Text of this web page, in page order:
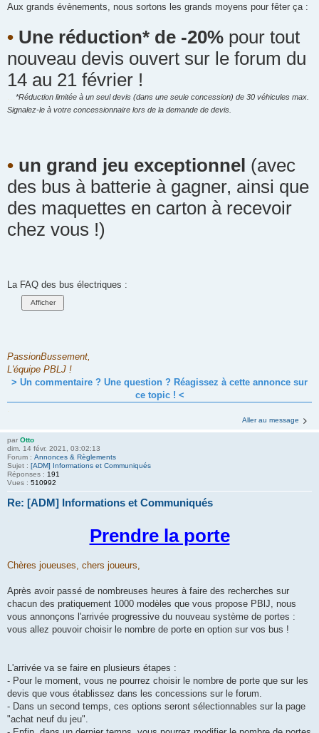
Aux grands évènements, nous sortons les grands moyens pour fêter ça :
• Une réduction* de -20% pour tout
nouveau devis ouvert sur le forum du
14 au 21 février !
*Réduction limitée à un seul devis (dans une seule concession) de 30 véhicules max.
Signalez-le à votre concessionnaire lors de la demande de devis.
• un grand jeu exceptionnel (avec
des bus à batterie à gagner, ainsi que
des maquettes en carton à recevoir
chez vous !)
La FAQ des bus électriques :
PassionBussement,
L'équipe PBLJ !
> Un commentaire ? Une question ? Réagissez à cette annonce sur
ce topic ! <
Aller au message
par Otto
dim. 14 févr. 2021, 03:02:13
Forum : Annonces & Règlements
Sujet : [ADM] Informations et Communiqués
Réponses : 191
Vues : 510992
Re: [ADM] Informations et Communiqués
Prendre la porte
Chères joueuses, chers joueurs,
Après avoir passé de nombreuses heures à faire des recherches sur
chacun des pratiquement 1000 modèles que vous propose PBlJ, nous
vous annonçons l'arrivée progressive du nouveau système de portes :
vous allez pouvoir choisir le nombre de porte en option sur vos bus !
L'arrivée va se faire en plusieurs étapes :
- Pour le moment, vous ne pourrez choisir le nombre de porte que sur les
devis que vous établissez dans les concessions sur le forum.
- Dans un second temps, ces options seront sélectionnables sur la page
"achat neuf du jeu".